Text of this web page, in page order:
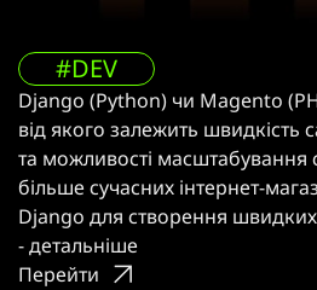
#DEV
Django (Python) чи Magento
від якого залежить швидкість
та можливості масштабування
більше сучасних інтернет-
Django для створення швидких
- детальніше
Перейти